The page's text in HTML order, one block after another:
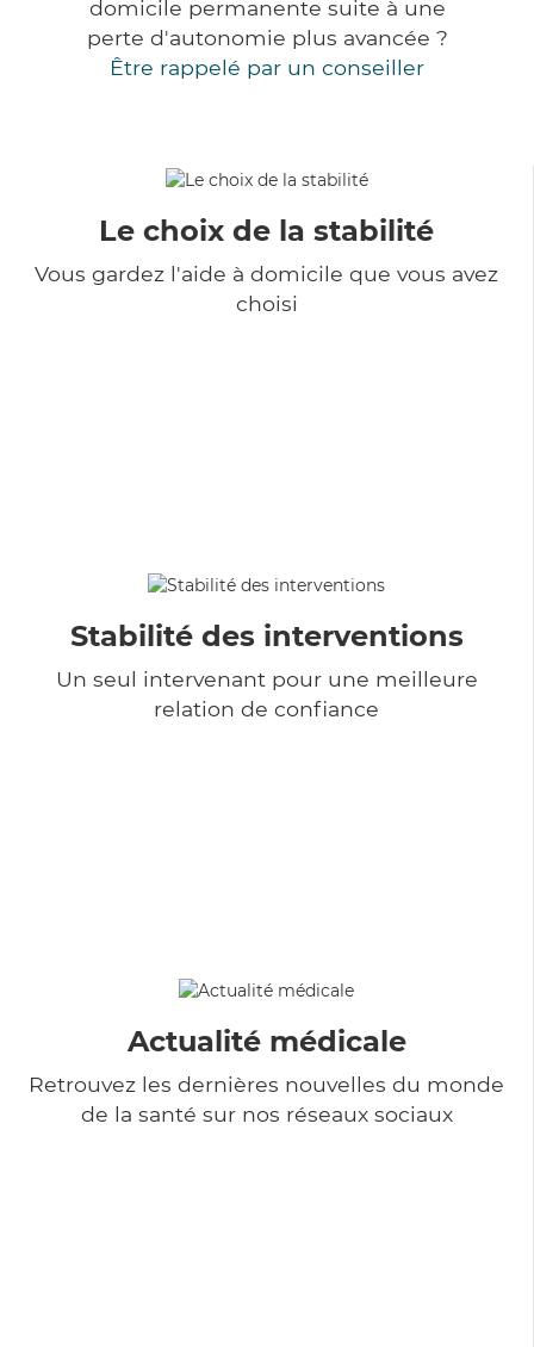
domicile permanente suite à une
perte d'autonomie plus avancée ?
Être rappelé par un conseiller
Le choix de la stabilité
Vous gardez l'aide à domicile que vous avez
choisi
Stabilité des interventions
Un seul intervenant pour une meilleure
relation de confiance
Actualité médicale
Retrouvez les dernières nouvelles du monde
de la santé sur nos réseaux sociaux